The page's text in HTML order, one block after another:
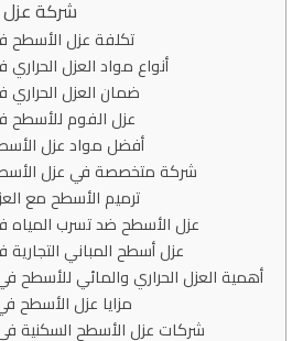
شركة عزل
تكلفة عزل الأسطح
أنواع مواد العزل الحراري
ضمان العزل الحراري
عزل الفوم للأسطح
أفضل مواد عزل
شركة متخصصة في عزل
ترميم الأسطح مع
عزل الأسطح ضد تسرب المياه
عزل أسطح المباني التجارية
أهمية العزل الحراري والمائي للأسطح
مزايا عزل الأسطح
شركات عزل الأسطح السكنية